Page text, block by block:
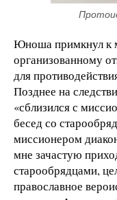
Юноша примкнул к
организованному
для
Позднее на
«сблизился с
бесед со
миссионером
мне зачастую
старообрядцами,
православное